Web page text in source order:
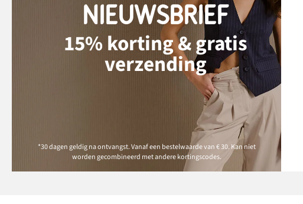
NIEUWSBRIEF
15% korting & gratis
verzending
*30 dagen geldig na ontvangst. Vanaf een bestelwaarde van € 30. Kan niet
worden gecombineerd met andere kortingscodes.